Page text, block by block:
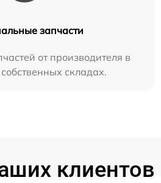
запчасти
от производителя в
складах.
клиентов